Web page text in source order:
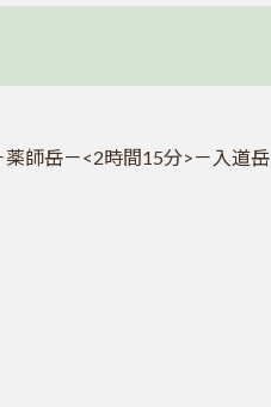
師岳－<2時間15分>－入道岳